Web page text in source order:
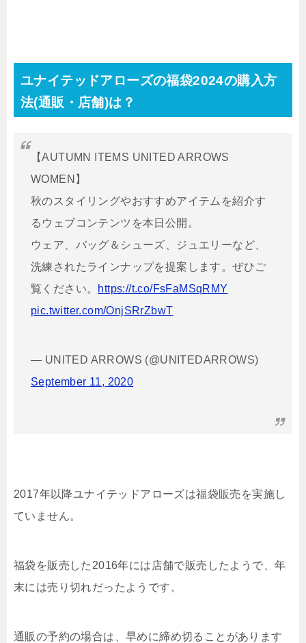
ユナイテッドアローズの福袋2024の購入方
法(通販・店舗)は？
【AUTUMN ITEMS UNITED ARROWS
WOMEN】
秋のスタイリングやおすすめアイテムを紹介す
るウェブコンテンツを本日公開。
ウェア、バッグ＆シューズ、ジュエリーなど、
洗練されたラインナップを提案します。ぜひご
覧ください。 https://t.co/FsFaMSqRMY
pic.twitter.com/OnjSRrZbwT
— UNITED ARROWS (@UNITEDARROWS)
September 11, 2020
2017年以降ユナイテッドアローズは福袋販売を実施し
ていません。
福袋を販売した2016年には店舗で販売したようで、年
末には売り切れだったようです。
通販の予約の場合は、早めに締め切ることがあります